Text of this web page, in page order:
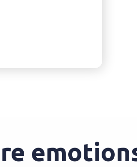
emotions